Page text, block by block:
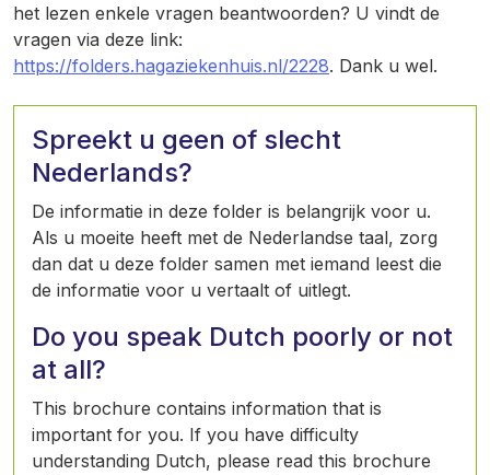
het lezen enkele vragen beantwoorden? U vindt de
vragen via deze link:
https://folders.hagaziekenhuis.nl/2228. Dank u wel.
Spreekt u geen of slecht
Nederlands?
De informatie in deze folder is belangrijk voor u.
Als u moeite heeft met de Nederlandse taal, zorg
dan dat u deze folder samen met iemand leest die
de informatie voor u vertaalt of uitlegt.
Do you speak Dutch poorly or not
at all?
This brochure contains information that is
important for you. If you have difficulty
understanding Dutch, please read this brochure